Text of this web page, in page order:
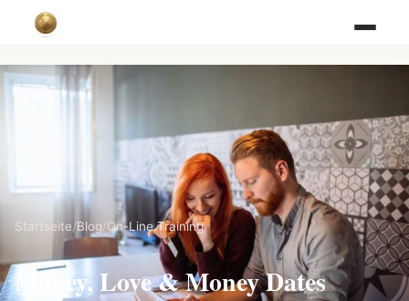
Startseite/Blog/On-Line Training
Money, Love & Money Dates